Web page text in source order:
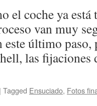
el coche ya está
van muy
último paso,
las
| Tagged Ensuciado, Fotos